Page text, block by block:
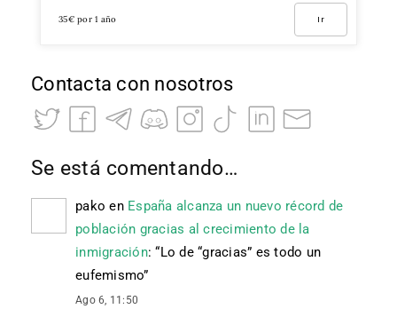
35€ por 1 año Ir
Contacta con nosotros
Se está comentando…
pako en España alcanza un nuevo récord de
población gracias al crecimiento de la
inmigración: “Lo de “gracias” es todo un
eufemismo”
Ago 6, 11:50